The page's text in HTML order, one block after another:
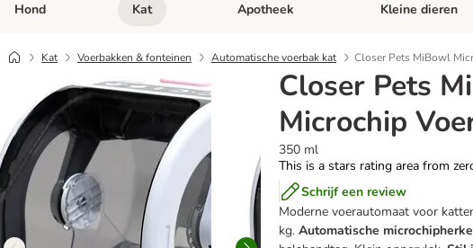
Hond Open categorie menu: Hond
Kat Open categorie menu: Kat
Apotheek Open categorie
Kleine dieren
Kat Voerbakken & fonteinen Automatische voerbak kat Closer Pets MiBowl
Closer Pets
Microchip
350 ml
This is a stars rating area from
Schrijf een review
Moderne voerautomaat voor
kg.Automatische